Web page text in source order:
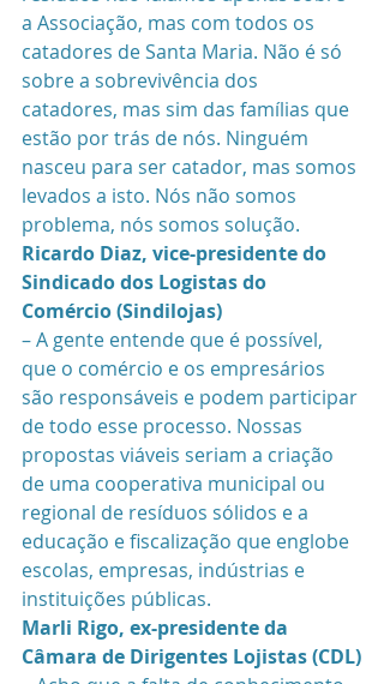
a Associação, mas com todos os
catadores de Santa Maria. Não é só
sobre a sobrevivência dos
catadores, mas sim das famílias que
estão por trás de nós. Ninguém
nasceu para ser catador, mas somos
levados a isto. Nós não somos
problema, nós somos solução.
Ricardo Diaz, vice-presidente do
Sindicado dos Logistas do
Comércio (Sindilojas)
– A gente entende que é possível,
que o comércio e os empresários
são responsáveis e podem participar
de todo esse processo. Nossas
propostas viáveis seriam a criação
de uma cooperativa municipal ou
regional de resíduos sólidos e a
educação e fiscalização que englobe
escolas, empresas, indústrias e
instituições públicas.
Marli Rigo, ex-presidente da
Câmara de Dirigentes Lojistas (CDL)